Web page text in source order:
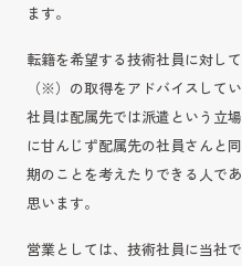
ます。
転籍を希望する技術社員に対し
（※）の取得をアドバイスして
社員は配属先では派遣という立
に甘んじず配属先の社員さんと
期のことを考えたりできる人で
思います。
営業としては、技術社員に当社